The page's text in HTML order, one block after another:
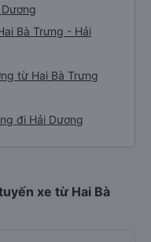
Bà Trưng - Hải
từ Hai Bà Trưng
đi Hải Dương
xe từ Hai Bà